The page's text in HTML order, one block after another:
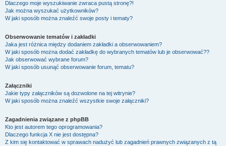
Dlaczego moje wyszukiwanie zwraca pustą stronę?!
Jak można wyszukać użytkowników?
W jaki sposób można znaleźć swoje posty i tematy?
Obserwowanie tematów i zakładki
Jaka jest różnica między dodaniem zakładki a obserwowaniem?
W jaki sposób można dodać zakładkę do wybranych tematów lub je obserwować??
Jak obserwować wybrane forum?
W jaki sposób usunąć obserwowanie forum, tematu?
Załączniki
Jakie typy załączników są dozwolone na tej witrynie?
W jaki sposób można znaleźć wszystkie swoje załączniki?
Zagadnienia związane z phpBB
Kto jest autorem tego oprogramowania?
Dlaczego funkcja X nie jest dostępna?
Z kim się kontaktować w sprawach nadużyć lub zagadnień prawnych związanych z tą